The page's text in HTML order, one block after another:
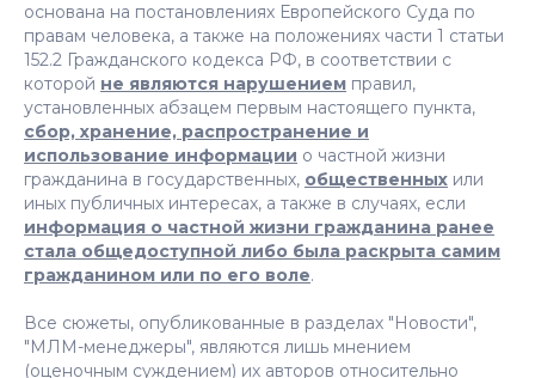
основана на постановлениях Европейского Суда по
правам человека, а также на положениях части 1 статьи
152.2 Гражданского кодекса РФ, в соответствии с
которой не являются нарушением правил,
установленных абзацем первым настоящего пункта,
сбор, хранение, распространение и
использование информации о частной жизни
гражданина в государственных, общественных или
иных публичных интересах, а также в случаях, если
информация о частной жизни гражданина ранее
стала общедоступной либо была раскрыта самим
гражданином или по его воле.
Все сюжеты, опубликованные в разделах "Новости",
"МЛМ-менеджеры", являются лишь мнением
(оценочным суждением) их авторов относительно